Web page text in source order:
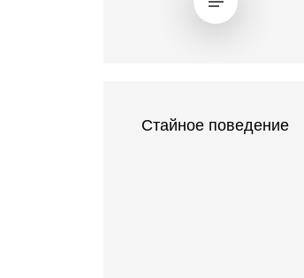
Стайное поведение